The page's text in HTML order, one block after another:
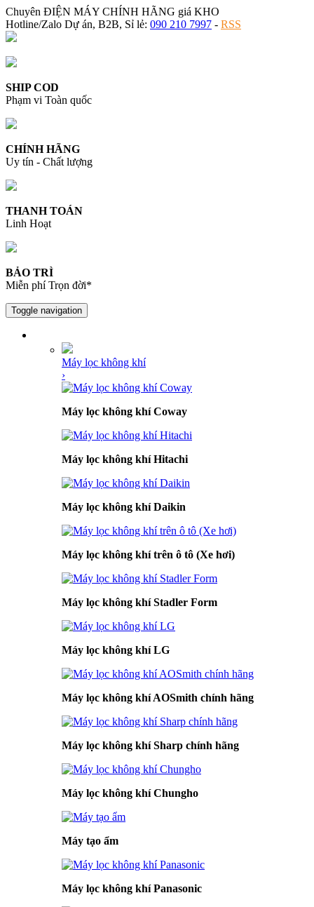
Chuyên ĐIỆN MÁY CHÍNH HÃNG giá KHO
Hotline/Zalo Dự án, B2B, Sỉ lẻ: 090 210 7997 - RSS
SHIP COD
Phạm vi Toàn quốc
CHÍNH HÃNG
Uy tín - Chất lượng
THANH TOÁN
Linh Hoạt
BẢO TRÌ
Miễn phí Trọn đời*
Toggle navigation
Máy lọc không khí
›
Máy lọc không khí Coway
Máy lọc không khí Hitachi
Máy lọc không khí Daikin
Máy lọc không khí trên ô tô (Xe hơi)
Máy lọc không khí Stadler Form
Máy lọc không khí LG
Máy lọc không khí AOSmith chính hãng
Máy lọc không khí Sharp chính hãng
Máy lọc không khí Chungho
Máy tạo ẩm
Máy lọc không khí Panasonic